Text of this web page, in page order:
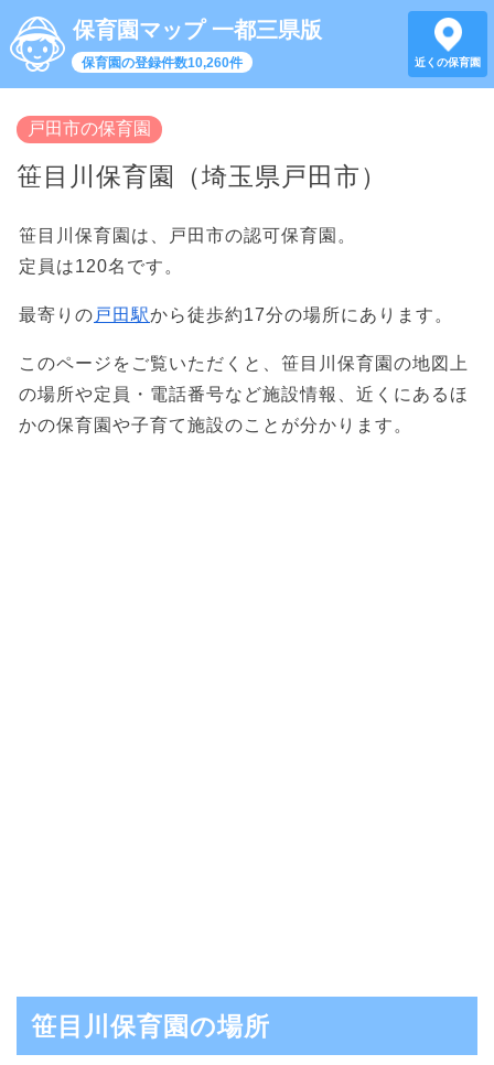
保育園マップ 一都三県版
保育園の登録件数10,260件 近くの保育園
戸田市の保育園
笹目川保育園（埼玉県戸田市）
笹目川保育園は、戸田市の認可保育園。
定員は120名です。
最寄りの 戸田駅から徒歩約17分の場所にあります。
このページをご覧いただくと、笹目川保育園の地図上
の場所や定員・電話番号など施設情報、近くにあるほ
かの保育園や子育て施設のことが分かります。
笹目川保育園の場所